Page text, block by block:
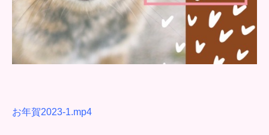
お年賀2023-1.mp4